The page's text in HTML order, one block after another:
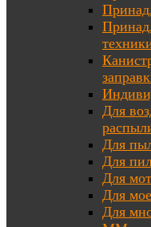
Для
Для
Для
Для
Для
Для